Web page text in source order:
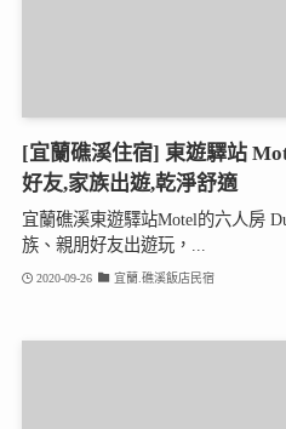
[宜蘭礁溪住宿] 東遊驛站
好友,家族出遊,乾淨舒適
宜蘭礁溪東遊驛站Motel的六人房
族、親朋好友出遊玩，...
2020-09-26 宜蘭.礁溪飯店民宿